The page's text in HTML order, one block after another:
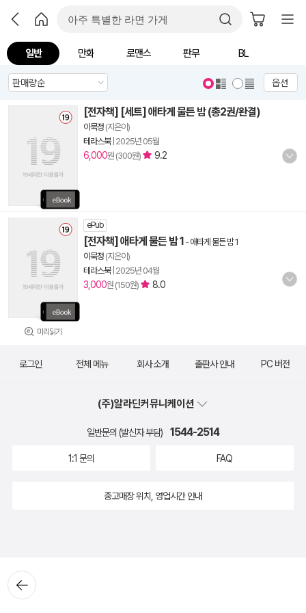
일반 만화 로맨스 판무 BL
옵션
[전자책] [세트] 애타게 물든 밤 (총2권/완결)
이묵정 (지은이)
테라스북| 2025년 05월
6,000원 (300원) 9.2
미리읽기
ePub
[전자책] 애타게 물든 밤 1 - 애타게 물든 밤 1
이묵정 (지은이)
테라스북| 2025년 04월
3,000원 (150원) 8.0
뒤로가
기
로그인 전체 메뉴 회사 소개 출판사 안내 PC 버전
(주)알라딘커뮤니케이션
일반문의 (발신자 부담) 1544-2514
1:1 문의 FAQ
중고매장 위치, 영업시간 안내